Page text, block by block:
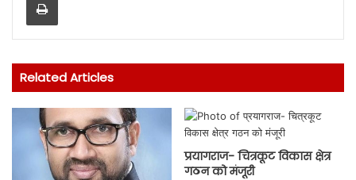
Related Articles
प्रयागराज- चित्रकूट विकास क्षेत्र
गठन को मंजूरी